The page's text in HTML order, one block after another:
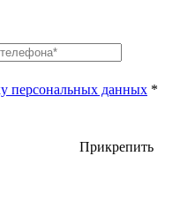
персональных данных *
Прикрепить